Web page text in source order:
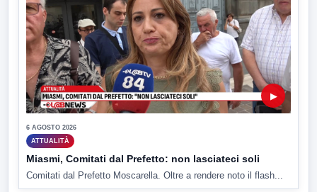
▶
6 AGOSTO 2026
ATTUALITÀ
Miasmi, Comitati dal Prefetto: non lasciateci soli
Comitati dal Prefetto Moscarella. Oltre a rendere noto il flash...